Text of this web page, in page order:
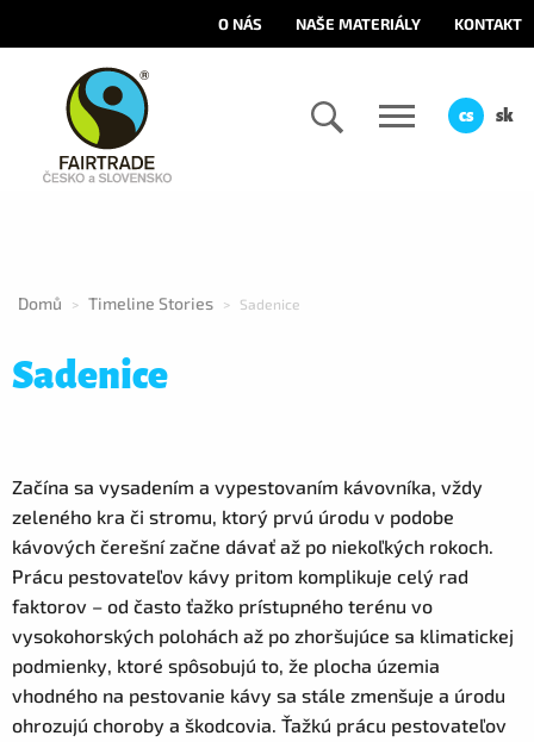
O NÁS NAŠE MATERIÁLY KONTAKT
cs sk
Domů > Timeline Stories > Sadenice
Sadenice
Začína sa vysadením a vypestovaním kávovníka, vždy
zeleného kra či stromu, ktorý prvú úrodu v podobe
kávových čerešní začne dávať až po niekoľkých rokoch.
Prácu pestovateľov kávy pritom komplikuje celý rad
faktorov – od často ťažko prístupného terénu vo
vysokohorských polohách až po zhoršujúce sa klimatickej
podmienky, ktoré spôsobujú to, že plocha územia
vhodného na pestovanie kávy sa stále zmenšuje a úrodu
ohrozujú choroby a škodcovia. Ťažkú prácu pestovateľov